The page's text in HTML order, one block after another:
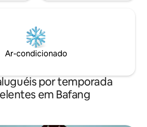
Ar-condicionado
por temporada
em Bafang